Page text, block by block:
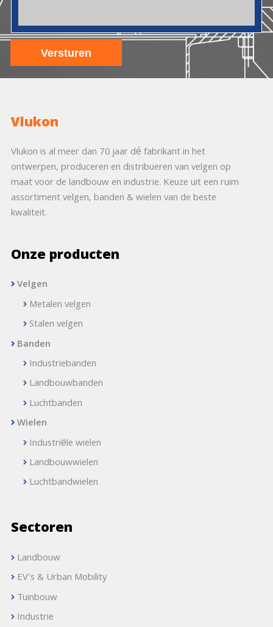
Vlukon
Vlukon is al meer dan 70 jaar dé fabrikant in het
ontwerpen, produceren en distribueren van velgen op
maat voor de landbouw en industrie. Keuze uit een ruim
assortiment velgen, banden & wielen van de beste
kwaliteit.
Onze producten
Velgen
Metalen velgen
Stalen velgen
Banden
Industriebanden
Landbouwbanden
Luchtbanden
Wielen
Industriële wielen
Landbouwwielen
Luchtbandwielen
Sectoren
Landbouw
EV's & Urban Mobility
Tuinbouw
Industrie